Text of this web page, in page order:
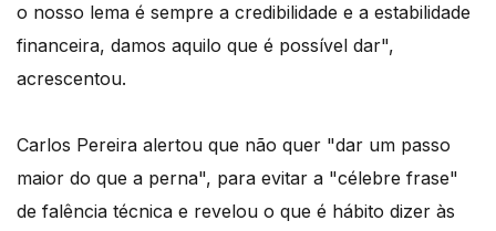
o nosso lema é sempre a credibilidade e a estabilidade
financeira, damos aquilo que é possível dar",
acrescentou.
Carlos Pereira alertou que não quer "dar um passo
maior do que a perna", para evitar a "célebre frase"
de falência técnica e revelou o que é hábito dizer às